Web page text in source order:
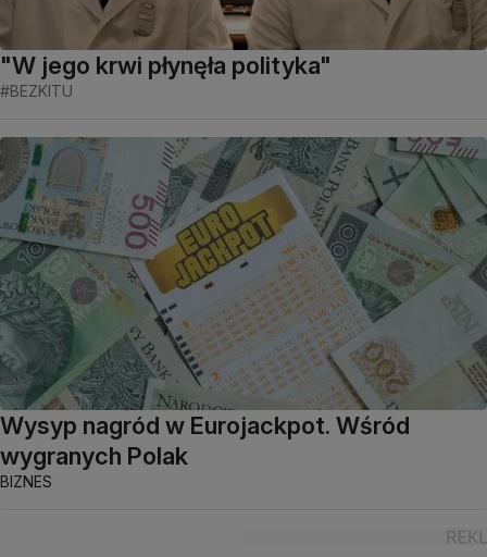
"W jego krwi płynęła polityka"
#BEZKITU
Wysyp nagród w Eurojackpot. Wśród
wygranych Polak
BIZNES